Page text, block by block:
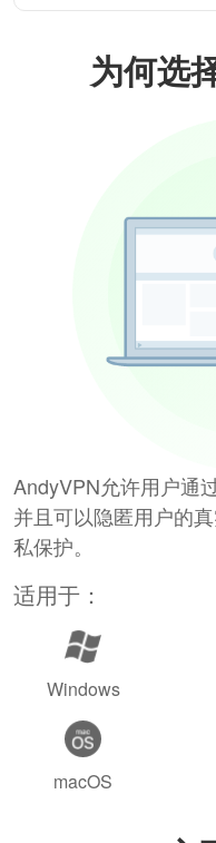
为何选
AndyVPN允许用户通
并且可以隐匿用户的
私保护。
适用于：
Windows
macOS